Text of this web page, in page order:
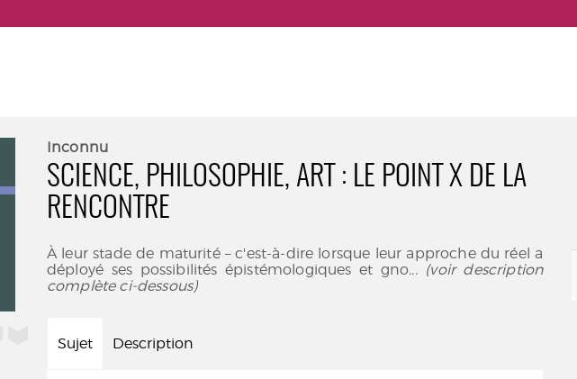
Inconnu
SCIENCE, PHILOSOPHIE, ART : LE POINT X DE LA
RENCONTRE
À leur stade de maturité – c'est-à-dire lorsque leur approche du réel a
déployé ses possibilités épistémologiques et gno... (voir description
complète ci-dessous)
Sujet Description